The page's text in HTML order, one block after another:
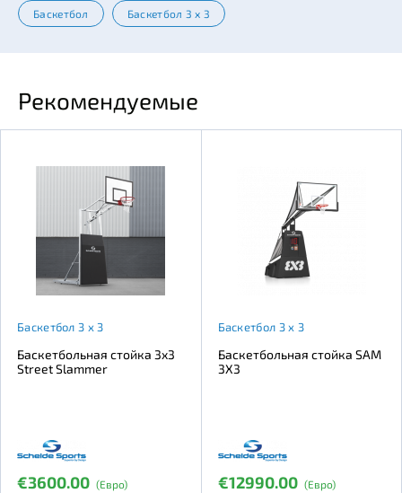
Баскетбол Баскетбол 3 х 3
Рекомендуемые
Баскетбол 3 х 3
Баскетбольная стойка 3x3
Street Slammer
€3600.00 (Евро)
Баскетбол 3 х 3
Баскетбольная стойка SAM
3X3
€12990.00 (Евро)